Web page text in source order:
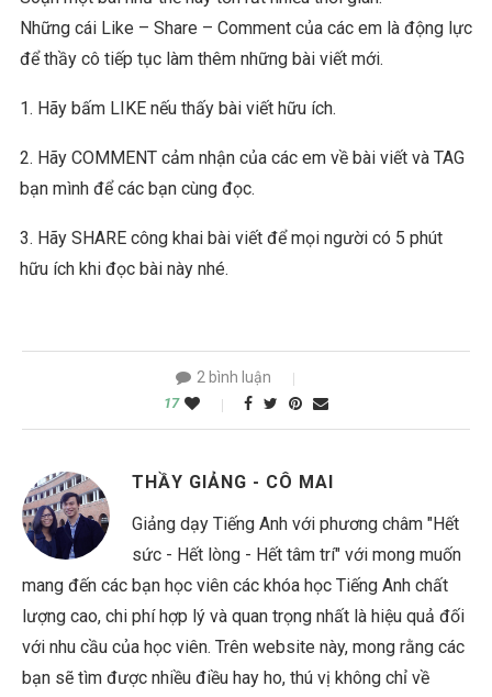
Những cái Like – Share – Comment của các em là động lực
để thầy cô tiếp tục làm thêm những bài viết mới.
1. Hãy bấm LIKE nếu thấy bài viết hữu ích.
2. Hãy COMMENT cảm nhận của các em về bài viết và TAG
bạn mình để các bạn cùng đọc.
3. Hãy SHARE công khai bài viết để mọi người có 5 phút
hữu ích khi đọc bài này nhé.
2 bình luận
17
THẦY GIẢNG - CÔ MAI
Giảng dạy Tiếng Anh với phương châm "Hết
sức - Hết lòng - Hết tâm trí" với mong muốn
mang đến các bạn học viên các khóa học Tiếng Anh chất
lượng cao, chi phí hợp lý và quan trọng nhất là hiệu quả đối
với nhu cầu của học viên. Trên website này, mong rằng các
bạn sẽ tìm được nhiều điều hay ho, thú vị không chỉ về